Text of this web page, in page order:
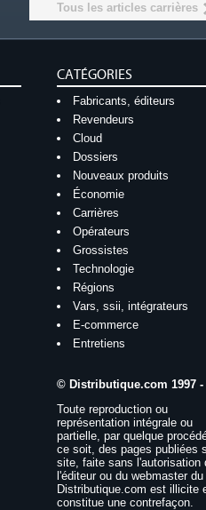
Tous les articles carrières
CATÉGORIES
Fabricants, éditeurs
Revendeurs
Cloud
Dossiers
Nouveaux produits
Économie
Carrières
Opérateurs
Grossistes
Technologie
Régions
Vars, ssii, intégrateurs
E-commerce
Entretiens
© Distributique.com 1997 -
Toute reproduction ou
représentation intégrale ou
partielle, par quelque
ce soit, des pages publiées
site, faite sans l'autorisation
l'éditeur ou du webmaster
Distributique.com est illicite
constitue une contrefaçon.